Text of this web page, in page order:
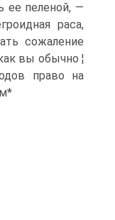
ее пеленой, —
раса,
сожаление
вы обычно ¦
право на